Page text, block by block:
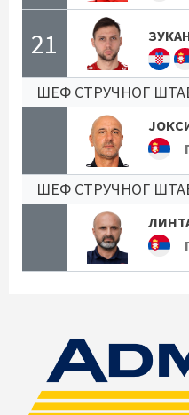
21
ШЕФ СТРУЧНОГ
ШЕФ СТРУЧНОГ